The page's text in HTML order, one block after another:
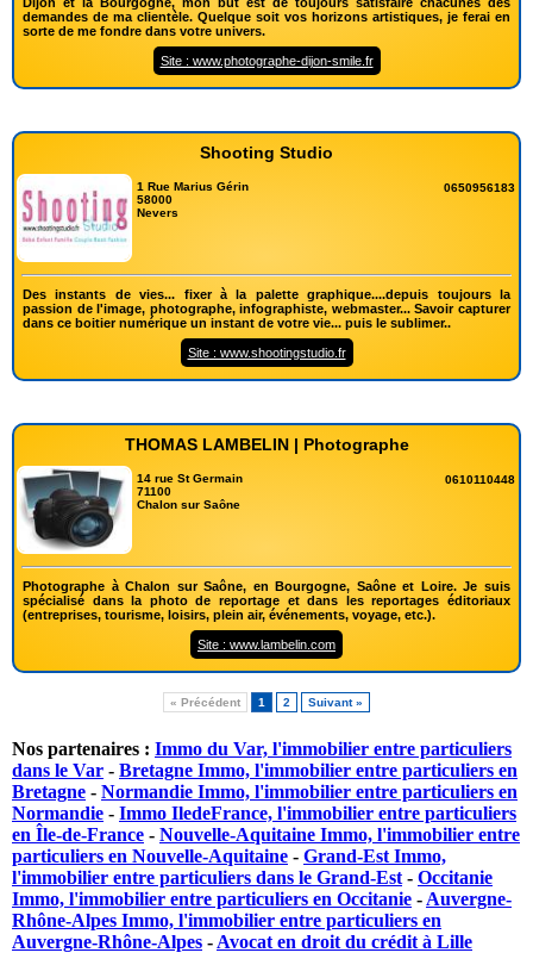
Dijon et la Bourgogne, mon but est de toujours satisfaire chacunes des
demandes de ma clientèle. Quelque soit vos horizons artistiques, je ferai en
sorte de me fondre dans votre univers.
Site : www.photographe-dijon-smile.fr
Shooting Studio
1 Rue Marius Gérin
58000
Nevers
0650956183
Des instants de vies... fixer à la palette graphique....depuis toujours la
passion de l'image, photographe, infographiste, webmaster... Savoir capturer
dans ce boitier numérique un instant de votre vie... puis le sublimer..
Site : www.shootingstudio.fr
THOMAS LAMBELIN | Photographe
14 rue St Germain
71100
Chalon sur Saône
0610110448
Photographe à Chalon sur Saône, en Bourgogne, Saône et Loire. Je suis
spécialisé dans la photo de reportage et dans les reportages éditoriaux
(entreprises, tourisme, loisirs, plein air, événements, voyage, etc.).
Site : www.lambelin.com
« Précédent 1 2 Suivant »
Nos partenaires : Immo du Var, l'immobilier entre particuliers
dans le Var - Bretagne Immo, l'immobilier entre particuliers en
Bretagne - Normandie Immo, l'immobilier entre particuliers en
Normandie - Immo IledeFrance, l'immobilier entre particuliers
en Île-de-France - Nouvelle-Aquitaine Immo, l'immobilier entre
particuliers en Nouvelle-Aquitaine - Grand-Est Immo,
l'immobilier entre particuliers dans le Grand-Est - Occitanie
Immo, l'immobilier entre particuliers en Occitanie - Auvergne-
Rhône-Alpes Immo, l'immobilier entre particuliers en
Auvergne-Rhône-Alpes - Avocat en droit du crédit à Lille